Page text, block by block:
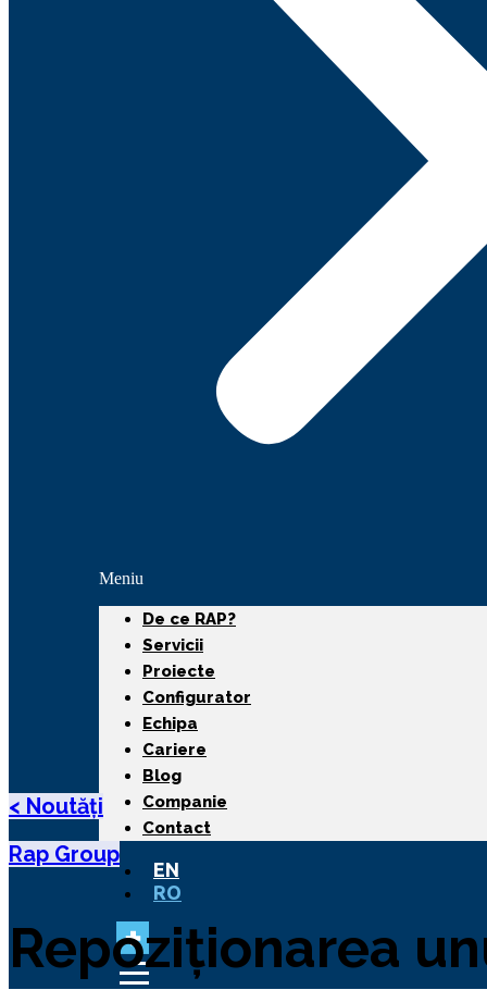
Meniu
De ce RAP?
Servicii
Proiecte
Configurator
Echipa
Cariere
Blog
Companie
Contact
EN
RO
< Noutăți
Rap Group
Repoziționarea